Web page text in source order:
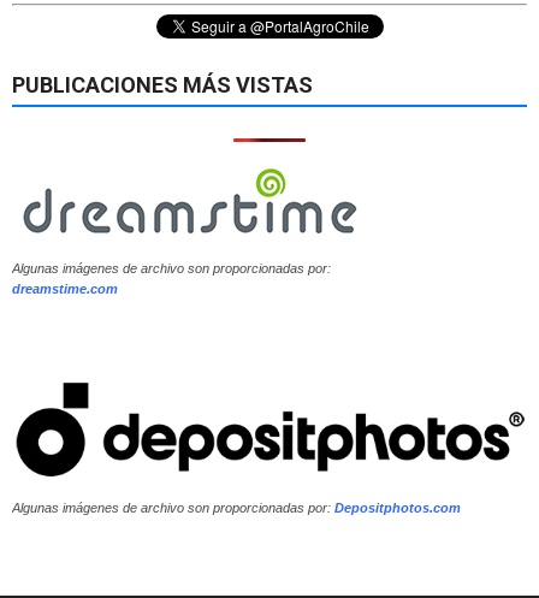
PUBLICACIONES MÁS VISTAS
Algunas imágenes de archivo son proporcionadas por:
dreamstime.com
Algunas imágenes de archivo son proporcionadas por: Depositphotos.com